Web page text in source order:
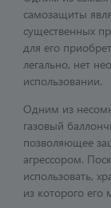
самозащиты
существенных
для его
легально, нет
использовании.
Одним из
газовый
позволяющее
агрессором.
использовать,
из которого